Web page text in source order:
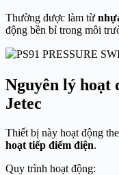
Thường được làm từ
động bền bỉ trong môi
Nguyên lý hoạt
Jetec
Thiết bị này hoạt động
hoạt tiếp điểm điện.
Quy trình hoạt động: